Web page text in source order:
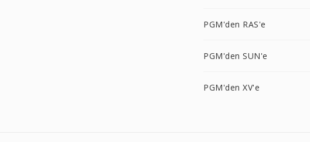
PGM'den RAS'e
PGM'den SUN'e
PGM'den XV'e